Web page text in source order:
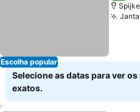
Escolha popular
Selecione as datas para ver
exatos.